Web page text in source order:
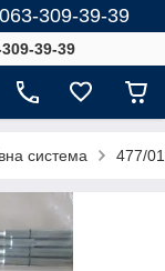
309-39-39
39-39
система 477/